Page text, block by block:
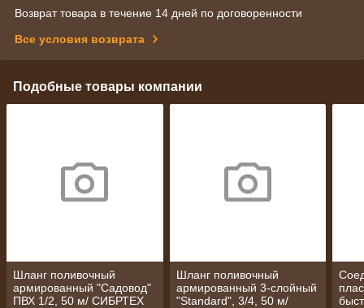
Возврат товара в течение 14 дней по договоренности
Все условия возврата
Подобные товары компании
Шланг поливочный
армированный "Садовод"
ПВХ 1/2, 50 м/ СИБРТЕХ
Шланг поливочный
армированный 3-слойный
"Standard", 3/4, 50 м/